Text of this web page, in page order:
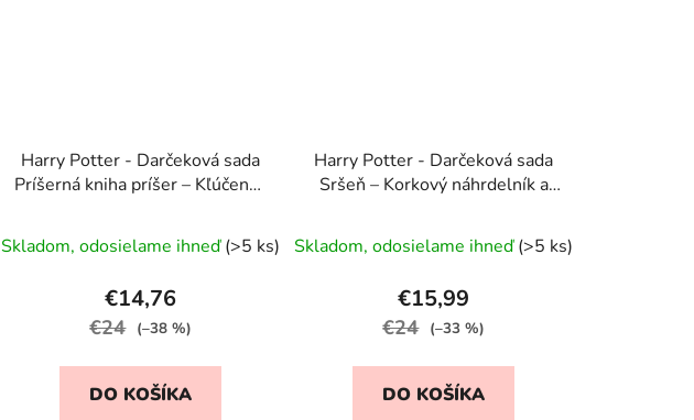
Harry Potter - Darčeková sada
Príšerná kniha príšer – Kľúčenka
Skladom, odosielame ihneď(>5 ks)
€14,76
€24 (–38 %)
DO KOŠÍKA
Harry Potter - Darčeková sada
Sršeň – Korkový náhrdelník a
Skladom, odosielame ihneď(>5 ks)
€15,99
€24 (–33 %)
DO KOŠÍKA